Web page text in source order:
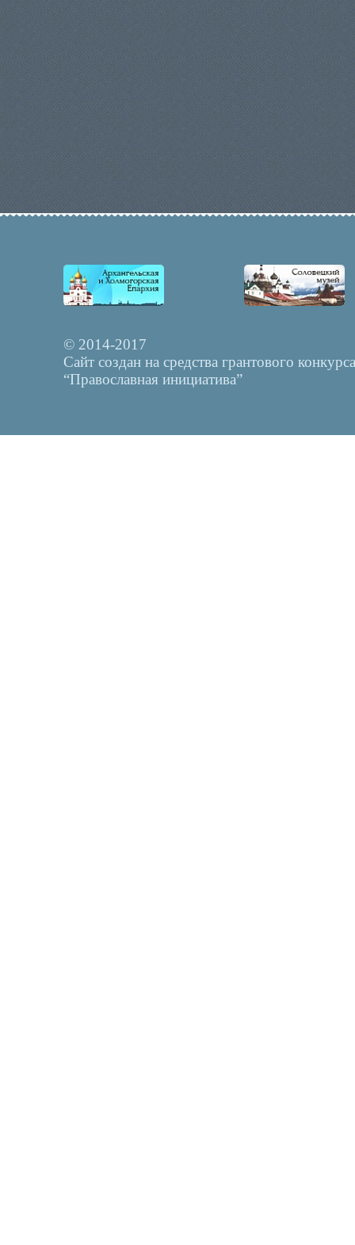
© 2014-2017
Сайт создан на средства грантового конкурса
“Православная инициатива”